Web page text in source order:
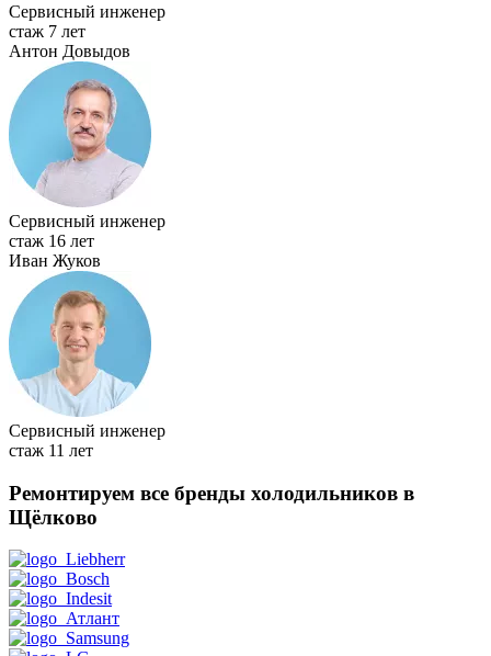
Сервисный инженер
стаж 7 лет
Антон Довыдов
Сервисный инженер
стаж 16 лет
Иван Жуков
Сервисный инженер
стаж 11 лет
Ремонтируем все бренды холодильников в
Щёлково